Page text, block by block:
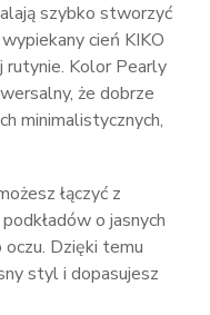
szybko stworzyć
cień KIKO
rutynie. Kolor Pearly
że dobrze
minimalistycznych,
łączyć z
o jasnych
Dzięki temu
styl i dopasujesz